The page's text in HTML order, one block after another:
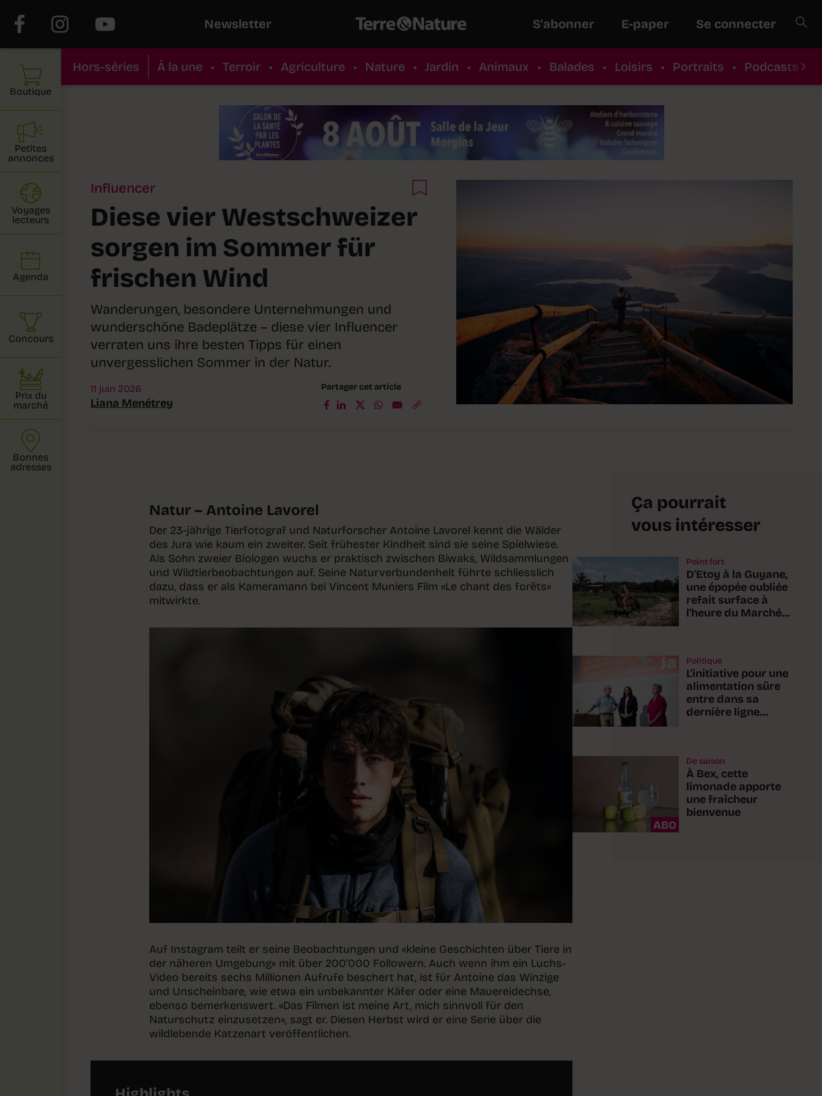
Newsletter S'abonner E-paper Se connecter
Hors-séries À la une • Terroir • Agriculture • Nature • Jardin • Animaux • Balades • Loisirs • Portraits • Podcasts
Influencer
Diese vier Westschweizer
sorgen im Sommer für
frischen Wind
Wanderungen, besondere Unternehmungen und
wunderschöne Badeplätze – diese vier Influencer
verraten uns ihre besten Tipps für einen
unvergesslichen Sommer in der Natur.
11 juin 2026
Liana Menétrey
Partager cet article
Natur – Antoine Lavorel
Der 23-jährige Tierfotograf und Naturforscher Antoine Lavorel kennt die Wälder
des Jura wie kaum ein zweiter. Seit frühester Kindheit sind sie seine Spielwiese.
Als Sohn zweier Biologen wuchs er praktisch zwischen Biwaks, Wildsammlungen
und Wildtierbeobachtungen auf. Seine Naturverbundenheit führte schliesslich
dazu, dass er als Kameramann bei Vincent Muniers Film «Le chant des forêts»
mitwirkte.
Auf Instagram teilt er seine Beobachtungen und «kleine Geschichten über Tiere in
der näheren Umgebung» mit über 200’000 Followern. Auch wenn ihm ein Luchs-
Video bereits sechs Millionen Aufrufe beschert hat, ist für Antoine das Winzige
und Unscheinbare, wie etwa ein unbekannter Käfer oder eine Mauereidechse,
ebenso bemerkenswert. «Das Filmen ist meine Art, mich sinnvoll für den
Naturschutz einzusetzen», sagt er. Diesen Herbst wird er eine Serie über die
wildlebende Katzenart veröffentlichen.
Ça pourrait
vous intéresser
Point fort
D'Etoy à la Guyane,
une épopée oubliée
refait surface à
l'heure du Marché-
Politique
L'initiative pour une
alimentation sûre
entre dans sa
dernière ligne
ABO
De saison
À Bex, cette
limonade apporte
une fraîcheur
bienvenue
Boutique
Petites
annonces
Voyages
lecteurs
Agenda
Concours
Prix du
marché
Bonnes
adresses